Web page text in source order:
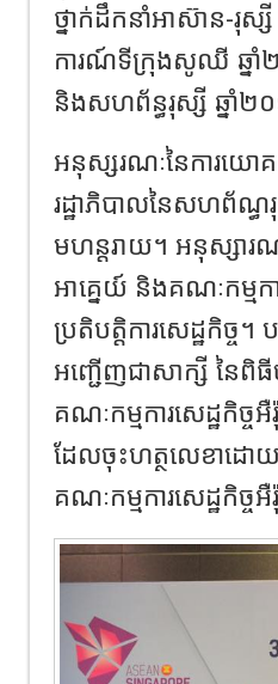
ថ្នាក់ដឹកនាំអាស៊ាន-រុស្សី
ការណ៍ទីក្រុងសូឈី ឆ្នាំ
និងសហព័ន្ធរុស្សី ឆ្នាំ
អនុស្សរណៈនៃការយោ
រដ្ឋាភិបាលនៃសហព័ណ្ធ
មហន្តរាយ។ អនុស្សារ
អាគ្នេយ៍ និងគណៈកម្ម
ប្រតិបត្តិការសេដ្ឋកិច្
អញ្ជើញជាសាក្សី នៃពិ
គណៈកម្មការសេដ្ឋកិច្
ដែលចុះហត្ថលេខាដោយ
គណៈកម្មការសេដ្ឋកិច្ច